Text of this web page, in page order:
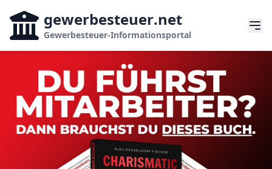
gewerbesteuer.net
Gewerbesteuer-Informationsportal